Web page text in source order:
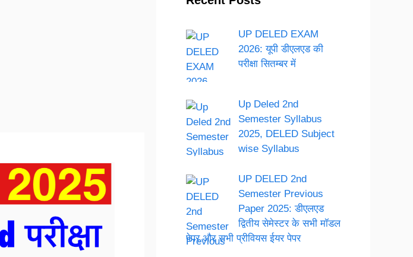
UP DELED EXAM
2026: यूपी डीएलएड की
परीक्षा सितम्बर में
Up Deled 2nd
Semester Syllabus
2025, DELED Subject
wise Syllabus
UP DELED 2nd
Semester Previous
Paper 2025: डीएलएड
द्वितीय सेमेस्टर के सभी मॉडल
पेपर और सभी प्रीवियस ईयर पेपर